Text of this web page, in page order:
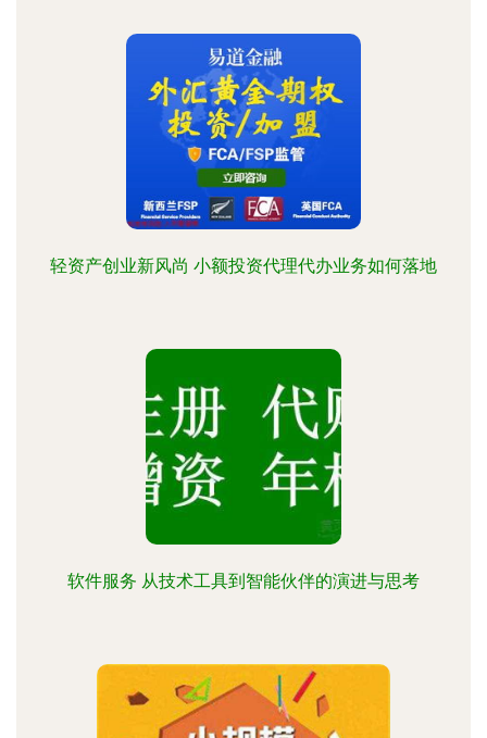
轻资产创业新风尚 小额投资代理代办业务如何落地
软件服务 从技术工具到智能伙伴的演进与思考